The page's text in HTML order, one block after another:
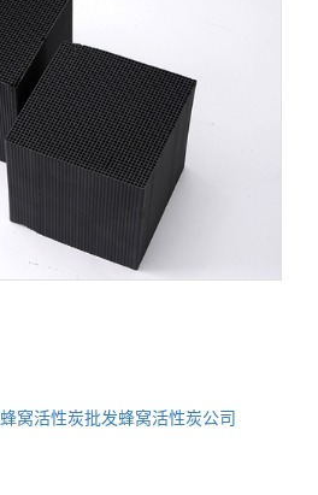
蜂窝活性炭批发蜂窝活性炭公司